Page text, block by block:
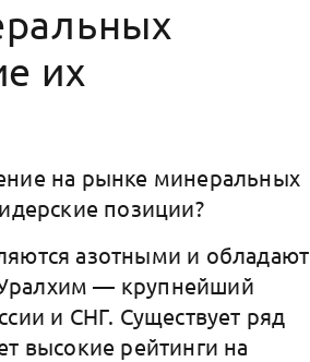
их
на рынке минеральных
позиции?
азотными и обладают
— крупнейший
и СНГ. Существует ряд
высокие рейтинги на